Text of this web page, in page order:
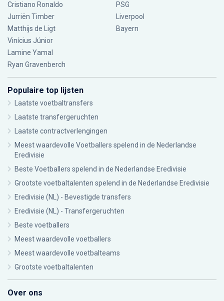
Cristiano Ronaldo
Jurriën Timber
Matthijs de Ligt
Vinícius Júnior
Lamine Yamal
Ryan Gravenberch
PSG
Liverpool
Bayern
Populaire top lijsten
Laatste voetbaltransfers
Laatste transfergeruchten
Laatste contractverlengingen
Meest waardevolle Voetballers spelend in de Nederlandse
Eredivisie
Beste Voetballers spelend in de Nederlandse Eredivisie
Grootste voetbaltalenten spelend in de Nederlandse Eredivisie
Eredivisie (NL) - Bevestigde transfers
Eredivisie (NL) - Transfergeruchten
Beste voetballers
Meest waardevolle voetballers
Meest waardevolle voetbalteams
Grootste voetbaltalenten
Over ons